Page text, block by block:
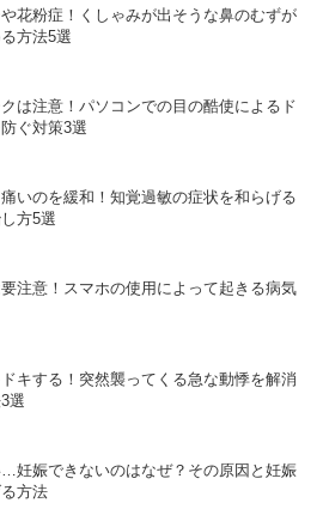
花粉症！くしゃみが出そうな鼻のむずが
方法5選
は注意！パソコンでの目の酷使によるド
ぐ対策3選
いのを緩和！知覚過敏の症状を和らげる
方5選
注意！スマホの使用によって起きる病気
キする！突然襲ってくる急な動悸を解消
選
妊娠できないのはなぜ？その原因と妊娠
方法